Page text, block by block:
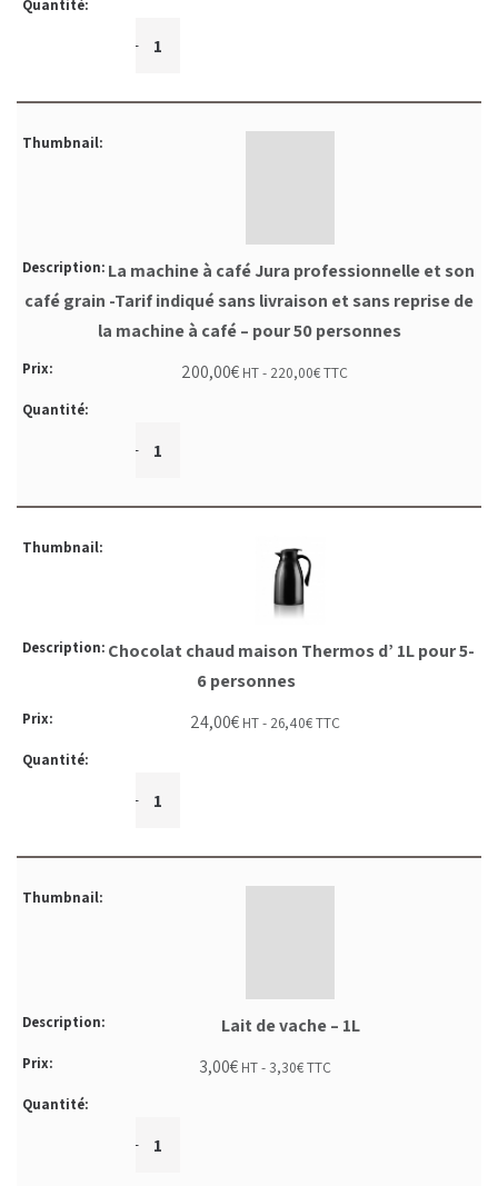
+
La machine à café Jura professionnelle et son
café grain -Tarif indiqué sans livraison et sans reprise de
la machine à café – pour 50 personnes
200,00€ HT - 220,00€TTC
+
Chocolat chaud maison Thermos d’ 1L pour 5-
6 personnes
24,00€ HT - 26,40€TTC
+
Lait de vache – 1L
3,00€ HT -3,30€TTC
+